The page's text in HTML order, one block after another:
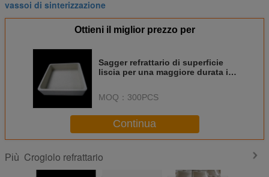
vassoi di sinterizzazione
Ottieni il miglior prezzo per
Sagger refrattario di superficie
liscia per una maggiore durata in
MOQ： 300PCS
Continua
Più Crogiolo refrattario